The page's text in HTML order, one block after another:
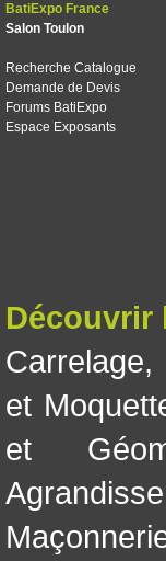
BatiExpo France
Salon Toulon
Recherche Catalogue
Demande de Devis
Forums BatiExpo
Espace Exposants
Découvrir
Carrelage,
et
et